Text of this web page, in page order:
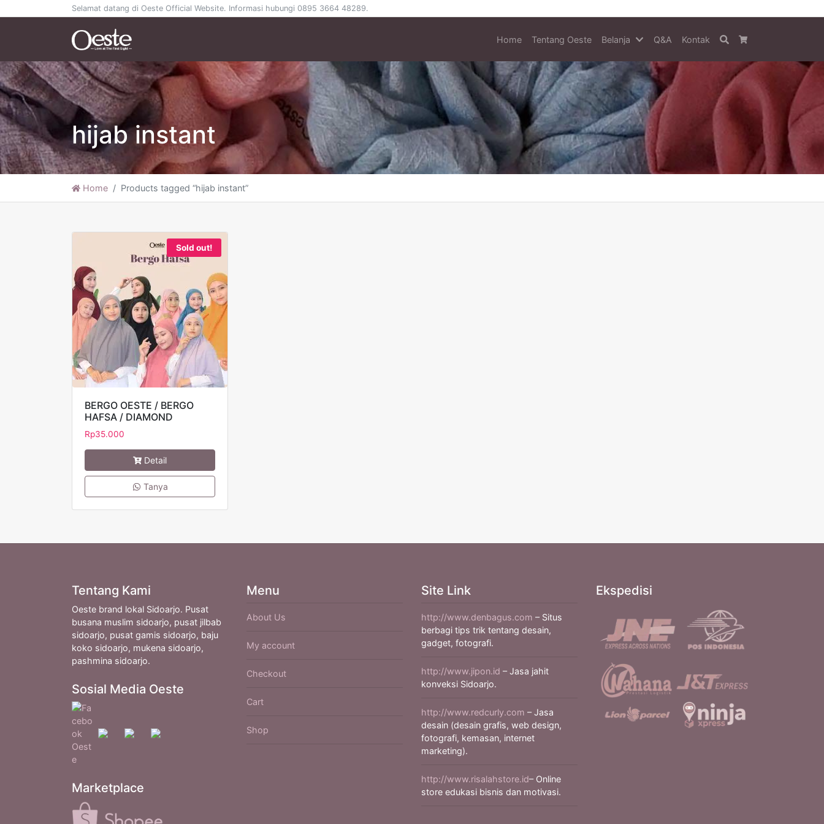
Selamat datang di Oeste Official Website. Informasi hubungi 0895 3664 48289.
Home Tentang Oeste Belanja Q&A Kontak Search
hijab instant
Home Products tagged “hijab instant”
Sold out!
BERGO OESTE / BERGO
HAFSA / DIAMOND
Rp35.000
Detail
Tanya
Tentang Kami
Oeste brand lokal Sidoarjo. Pusat
busana muslim sidoarjo, pusat jilbab
sidoarjo, pusat gamis sidoarjo, baju
koko sidoarjo, mukena sidoarjo,
pashmina sidoarjo.
Sosial Media Oeste
Marketplace
Menu
About Us
My account
Checkout
Cart
Shop
Site Link
http://www.denbagus.com – Situs
berbagi tips trik tentang desain,
gadget, fotografi.
http://www.jipon.id – Jasa jahit
konveksi Sidoarjo.
http://www.redcurly.com – Jasa
desain (desain grafis, web design,
fotografi, kemasan, internet
marketing).
http://www.risalahstore.id– Online
store edukasi bisnis dan motivasi.
Ekspedisi